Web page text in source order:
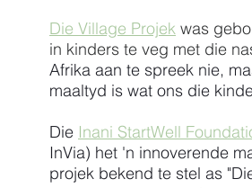
Die Village Projek was
in kinders te veg met die
Afrika aan te spreek nie,
maaltyd is wat ons die
Die Inani StartWell
InVia) het 'n innoverende
projek bekend te stel as